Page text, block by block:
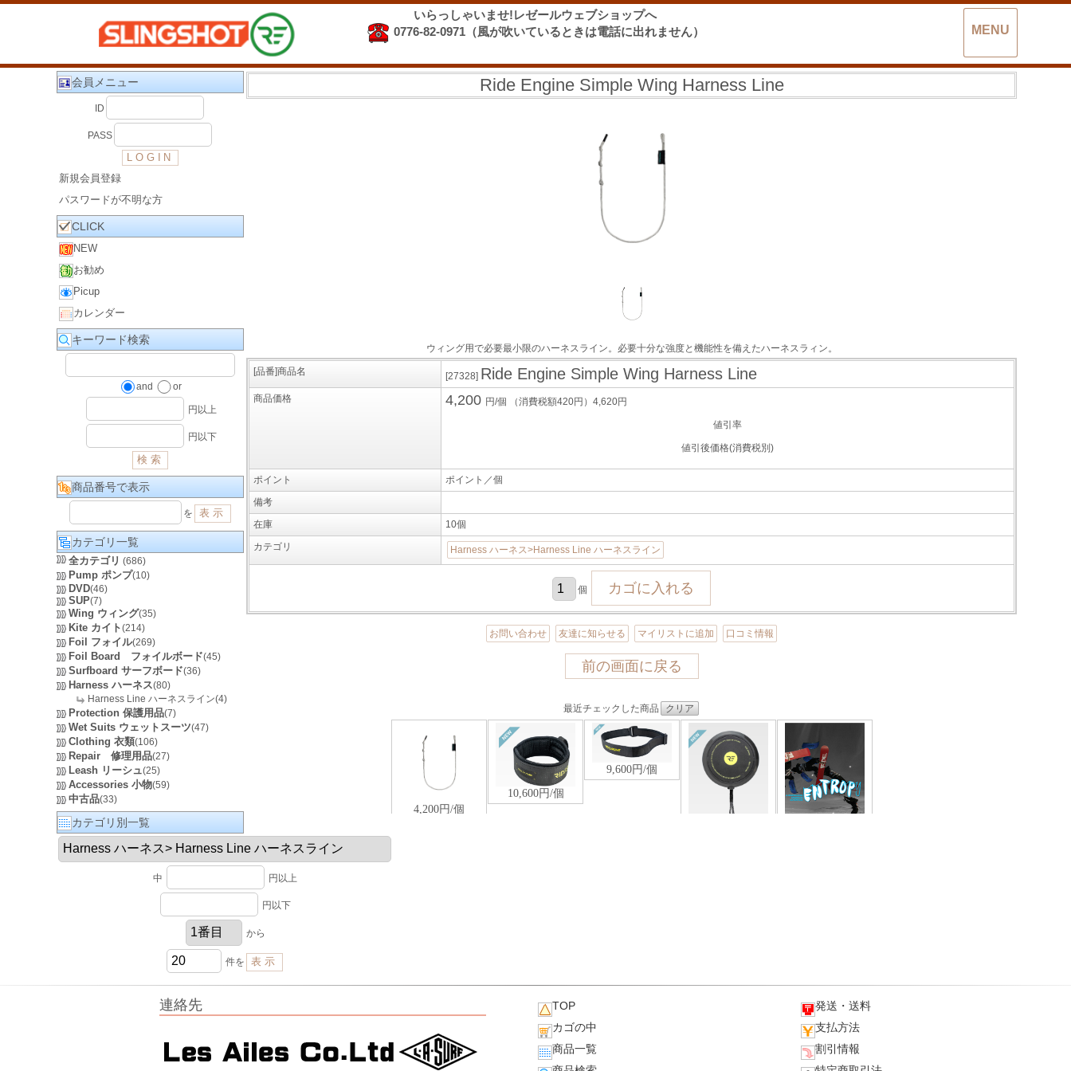
いらっしゃいませ!レゼールウェブショップへ
0776-82-0971（風が吹いているときは電話に出れません）
MENU
会員メニュー
ID
PASS
新規会員登録
パスワードが不明な方
CLICK
NEW
お勧め
Picup
カレンダー
キーワード検索
and or
円以上
円以下
商品番号で表示
を
カテゴリ一覧
全カテゴリ (686)
Pump ポンプ(10)
DVD(46)
SUP(7)
Wing ウィング(35)
Kite カイト(214)
Foil フォイル(269)
Foil Board フォイルボード(45)
Surfboard サーフボード(36)
Harness ハーネス(80)
Harness Line ハーネスライン(4)
Protection 保護用品(7)
Wet Suits ウェットスーツ(47)
Clothing 衣類(106)
Repair 修理用品(27)
Leash リーシュ(25)
Accessories 小物(59)
中古品(33)
カテゴリ別一覧
中 円以上
円以下
から
件を
Ride Engine Simple Wing Harness Line
ウィング用で必要最小限のハーネスライン。必要十分な強度と機能性を備えたハーネスラィン。
[品番]商品名 [27328] Ride Engine Simple Wing Harness Line
商品価格 4,200 円/個 （消費税額420円）4,620円
値引率
値引後価格(消費税別)
ポイント
ポイント／個
備考
在庫
10個
カテゴリ
Harness ハーネス>Harness Line ハーネスライン
個
お問い合わせ 友達に知らせる マイリストに追加 口コミ情報
前の画面に戻る
最近チェックした商品 クリア
連絡先
TOP
カゴの中
商品一覧
発送・送料
支払方法
割引情報